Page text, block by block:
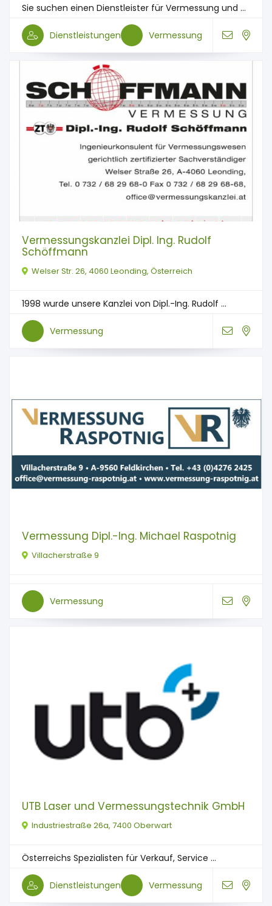
Sie suchen einen Dienstleister für Vermessung und ...
Dienstleistungen Vermessung
Vermessungskanzlei Dipl. Ing. Rudolf
Schöffmann
Welser Str. 26, 4060 Leonding, Österreich
1998 wurde unsere Kanzlei von Dipl.-Ing. Rudolf ...
Vermessung
Vermessung Dipl.-Ing. Michael Raspotnig
Villacherstraße 9
Vermessung
UTB Laser und Vermessungstechnik GmbH
Industriestraße 26a, 7400 Oberwart
Österreichs Spezialisten für Verkauf, Service ...
Dienstleistungen Vermessung